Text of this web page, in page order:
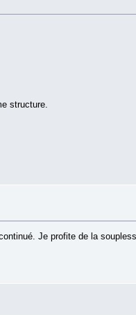
structure.
Je profite de la